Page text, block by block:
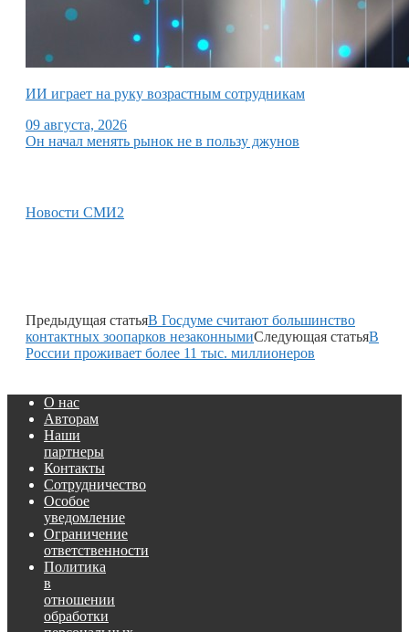
ИИ играет на руку возрастным сотрудникам
09 августа, 2026
Он начал менять рынок не в пользу джунов
Новости СМИ2
Предыдущая статьяВ Госдуме считают большинство
контактных зоопарков незаконнымиСледующая статьяВ
России проживает более 11 тыс. миллионеров
О нас
Авторам
Наши
партнеры
Контакты
Сотрудничество
Особое
уведомление
Ограничение
ответственности
Политика
в
отношении
обработки